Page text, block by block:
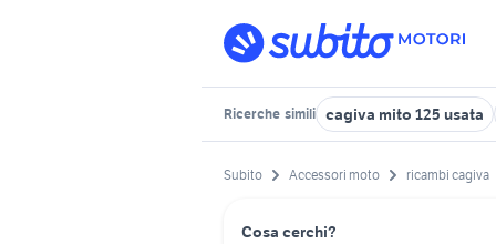
Ricerche simili cagiva mito 125 usata
Subito Accessori moto ricambi cagiva
Cosa cerchi?